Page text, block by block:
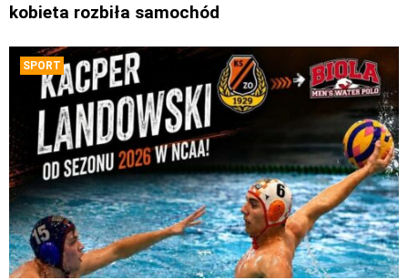
kobieta rozbiła samochód
SPORT